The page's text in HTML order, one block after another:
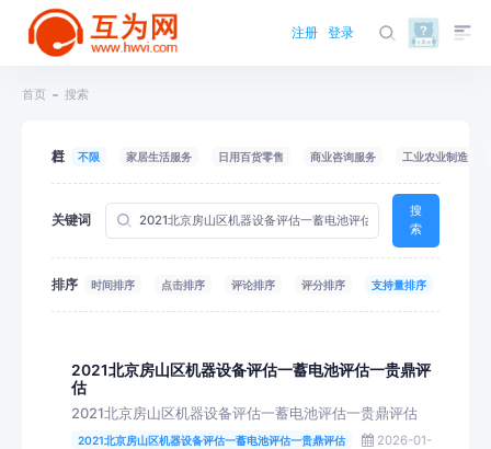
注册 登录
首页 搜索
栏目 不限 家居生活服务 日用百货零售 商业咨询服务 工业农业制造
关键词
搜
索
排序 时间排序 点击排序 评论排序 评分排序 支持量排序
2021北京房山区机器设备评估一蓄电池评估一贵鼎评
估
2021北京房山区机器设备评估一蓄电池评估一贵鼎评估
2021北京房山区机器设备评估一蓄电池评估一贵鼎评估
2026-01-